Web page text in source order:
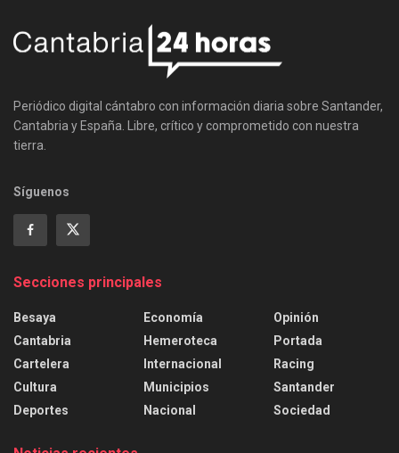
Periódico digital cántabro con información diaria sobre Santander,
Cantabria y España. Libre, crítico y comprometido con nuestra
tierra.
Síguenos
Secciones principales
Besaya
Cantabria
Cartelera
Cultura
Deportes
Economía
Hemeroteca
Internacional
Municipios
Nacional
Opinión
Portada
Racing
Santander
Sociedad